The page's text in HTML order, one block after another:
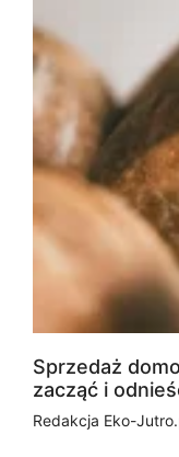
Sprzedaż
zacząć i
Redakcja Eko-